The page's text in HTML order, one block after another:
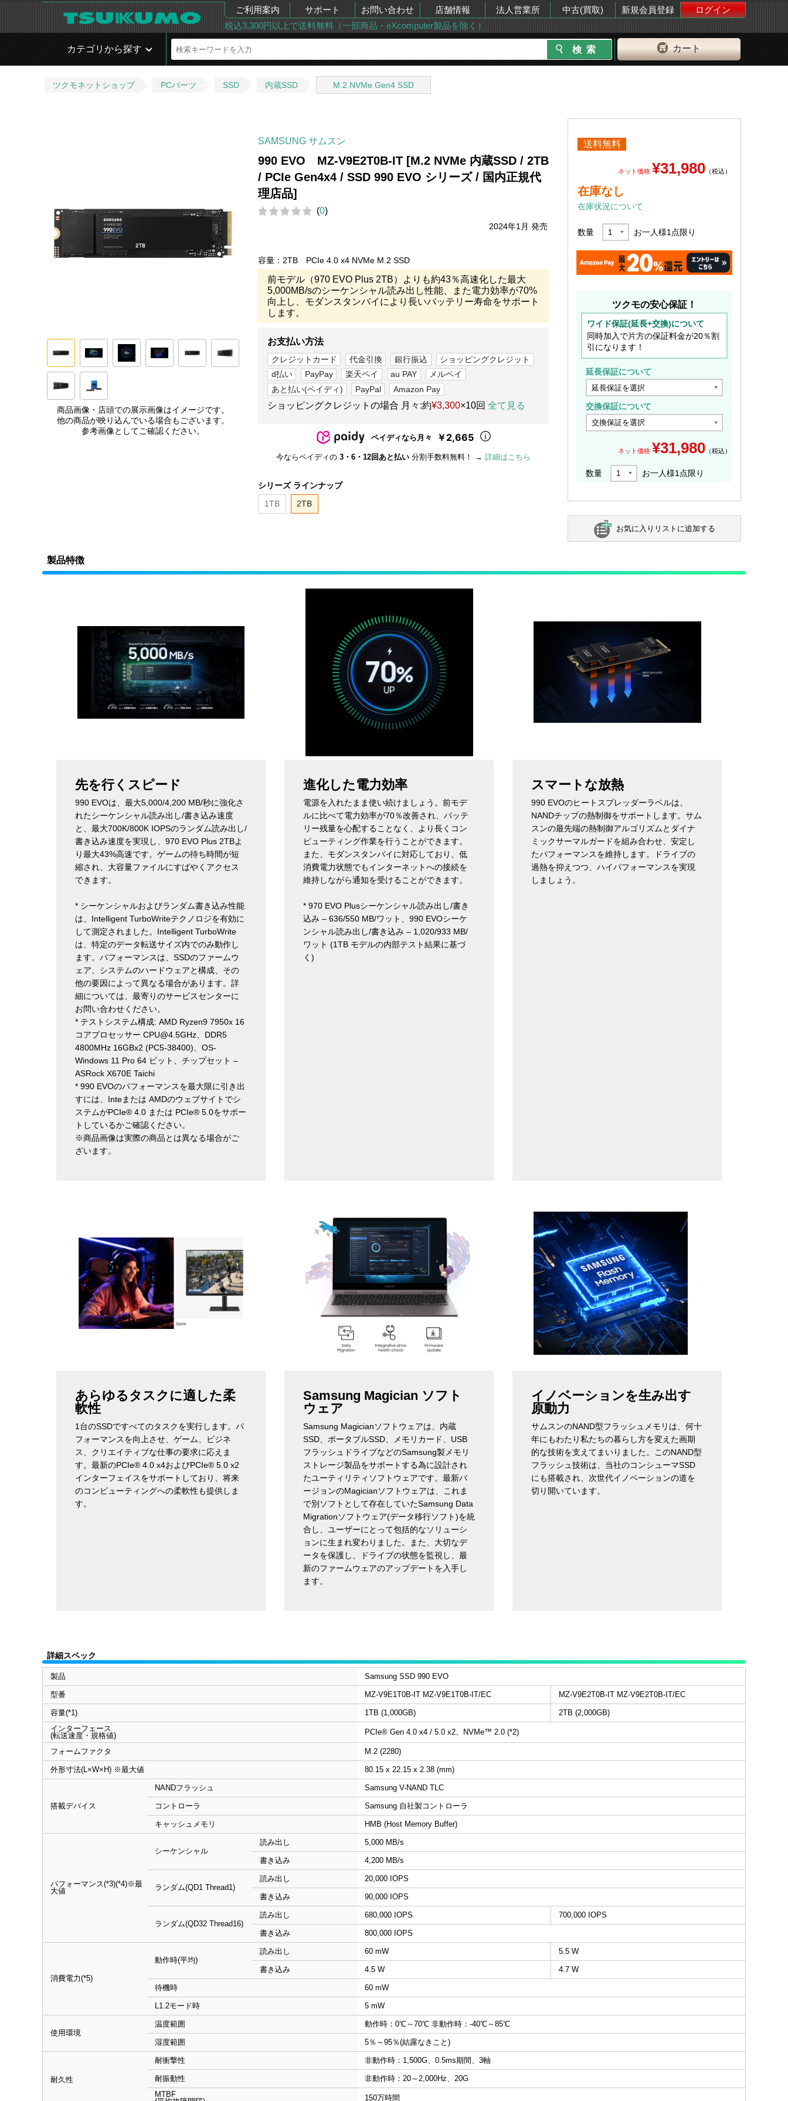
ご利用案内 サポート お問い合わせ 店舗情報 法人営業所 中古(買取) 新規会員登録
ログイン
税込3,300円以上で送料無料（一部商品・eXcomputer製品を除く）
カート
カテゴリから探す
ツクモネットショップ PCパーツ SSD 内蔵SSD M.2 NVMe Gen4 SSD
商品画像・店頭での展示画像はイメージです。
他の商品が映り込んでいる場合もございます。
参考画像としてご確認ください。
SAMSUNG サムスン
990 EVO MZ-V9E2T0B-IT [M.2 NVMe 内蔵SSD / 2TB
/ PCIe Gen4x4 / SSD 990 EVO シリーズ / 国内正規代
理店品]
(0)
2024年1月 発売
容量：2TB PCIe 4.0 x4 NVMe M.2 SSD
前モデル（970 EVO Plus 2TB）よりも約43％高速化した最大
5,000MB/sのシーケンシャル読み出し性能、また電力効率が70%
向上し、モダンスタンバイにより長いバッテリー寿命をサポート
します。
お支払い方法
クレジットカード 代金引換 銀行振込
ショッピングクレジット
d払い
PayPay 楽天ペイ au PAY
メルペイ
あと払い(ペイディ)
PayPal Amazon Pay
ショッピングクレジットの場合 月々:約¥3,300×10回 全て見る
ペイディなら月々 ￥2,665
今ならペイディの 3・6・12回あと払い 分割手数料無料！ → 詳細はこちら
シリーズ ラインナップ
1TB
2TB
送料無料
ネット価格 ¥31,980 （税込）
在庫なし
在庫状況について
数量 お一人様1 点限り
ツクモの安心保証！
ワイド保証(延長+交換)について
同時加入で片方の保証料金が20％割
引になります！
延長保証について
交換保証について
ネット価格 ¥31,980 （税込）
数量 お一人様1点限り
お気に入りリストに追加する
製品特徴
先を行くスピード
990 EVOは、最大5,000/4,200 MB/秒に強化さ
れたシーケンシャル読み出し/書き込み速度
と、最大700K/800K IOPSのランダム読み出し/
書き込み速度を実現し、970 EVO Plus 2TBよ
り最大43%高速です。ゲームの待ち時間が短
縮され、大容量ファイルにすばやくアクセス
できます。
* シーケンシャルおよびランダム書き込み性能
は、Intelligent TurboWriteテクノロジを有効に
して測定されました。Intelligent TurboWrite
は、特定のデータ転送サイズ内でのみ動作し
ます。パフォーマンスは、SSDのファームウ
ェア、システムのハードウェアと構成、その
他の要因によって異なる場合があります。詳
細については、最寄りのサービスセンターに
お問い合わせください。
* テストシステム構成: AMD Ryzen9 7950x 16
コアプロセッサー CPU@4.5GHz、DDR5
4800MHz 16GBx2 (PC5-38400)、OS-
Windows 11 Pro 64 ビット、チップセット –
ASRock X670E Taichi
* 990 EVOのパフォーマンスを最大限に引き出
すには、Inteまたは AMDのウェブサイトでシ
ステムがPCIe® 4.0 または PCIe® 5.0をサポー
トしているかご確認ください。
※商品画像は実際の商品とは異なる場合がご
ざいます。
進化した電力効率
電源を入れたまま使い続けましょう。前モデ
ルに比べて電力効率が70％改善され、バッテ
リー残量を心配することなく、より長くコン
ピューティング作業を行うことができます。
また、モダンスタンバイに対応しており、低
消費電力状態でもインターネットへの接続を
維持しながら通知を受けることができます。
* 970 EVO Plusシーケンシャル読み出し/書き
込み – 636/550 MB/ワット、990 EVOシーケ
ンシャル読み出し/書き込み – 1,020/933 MB/
ワット (1TB モデルの内部テスト結果に基づ
く)
スマートな放熱
990 EVOのヒートスプレッダーラベルは、
NANDチップの熱制御をサポートします。サム
スンの最先端の熱制御アルゴリズムとダイナ
ミックサーマルガードを組み合わせ、安定し
たパフォーマンスを維持します。ドライブの
過熱を抑えつつ、ハイパフォーマンスを実現
しましょう。
あらゆるタスクに適した柔
軟性
1台のSSDですべてのタスクを実行します。パ
フォーマンスを向上させ、ゲーム、ビジネ
ス、クリエイティブな仕事の要求に応えま
す。最新のPCIe® 4.0 x4およびPCIe® 5.0 x2
インターフェイスをサポートしており、将来
のコンピューティングへの柔軟性も提供しま
す。
Samsung Magician ソフト
ウェア
Samsung Magicianソフトウェアは、内蔵
SSD、ポータブルSSD、メモリカード、USB
フラッシュドライブなどのSamsung製メモリ
ストレージ製品をサポートする為に設計され
たユーティリティソフトウェアです。最新バ
ージョンのMagicianソフトウェアは、これま
で別ソフトとして存在していたSamsung Data
Migrationソフトウェア(データ移行ソフト)を統
合し、ユーザーにとって包括的なソリューシ
ョンに生まれ変わりました。また、大切なデ
ータを保護し、ドライブの状態を監視し、最
新のファームウェアのアップデートを入手し
ます。
イノベーションを生み出す
原動力
サムスンのNAND型フラッシュメモリは、何十
年にもわたり私たちの暮らし方を変えた画期
的な技術を支えてまいりました。このNAND型
フラッシュ技術は、当社のコンシューマSSD
にも搭載され、次世代イノベーションの道を
切り開いています。
詳細スペック
製品 Samsung SSD 990 EVO
型番 MZ-V9E1T0B-IT MZ-V9E1T0B-IT/EC MZ-V9E2T0B-IT MZ-V9E2T0B-IT/EC
容量(*1) 1TB (1,000GB)
2TB (2,000GB)
インターフェース
(転送速度・規格値)
PCIe® Gen 4.0 x4 / 5.0 x2、NVMe™ 2.0 (*2)
フォームファクタ M.2 (2280)
外形寸法(L×W×H) ※最大値 80.15 x 22.15 x 2.38 (mm)
搭載デバイス
NANDフラッシュ Samsung V-NAND TLC
コントローラ Samsung 自社製コントローラ
キャッシュメモリ HMB (Host Memory Buffer)
パフォーマンス(*3)(*4)※最
大値
シーケンシャル
読み出し 5,000 MB/s
書き込み 4,200 MB/s
ランダム(QD1 Thread1)
読み出し 20,000 IOPS
書き込み 90,000 IOPS
ランダム(QD32 Thread16)
読み出し 680,000 IOPS 700,000 IOPS
書き込み 800,000 IOPS
消費電力(*5)
動作時(平均)
読み出し 60 mW 5.5 W
書き込み 4.5 W 4.7 W
待機時 60 mW
L1.2モード時 5 mW
使用環境
温度範囲 動作時：0℃～70℃ 非動作時：-40℃～85℃
湿度範囲 5％～95％(結露なきこと)
耐久性
耐衝撃性 非動作時：1,500G、0.5ms期間、3軸
耐振動性
非動作時：20～2,000Hz、20G
MTBF
150万時間